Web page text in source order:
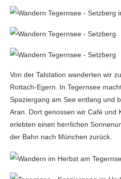
Von der Talstation wanderten wir
Rottach-Egern. In Tegernsee
Spaziergang am See entlang und
Aran. Dort genossen wir Café und
erlebten einen herrlichen
der Bahn nach München zurück.